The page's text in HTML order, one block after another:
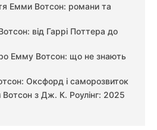
Емми Вотсон: романи та
від Гаррі Поттера до
Емму Вотсон: що не знають
Оксфорд і саморозвиток
Вотсон з Дж. К. Роулінг: 2025